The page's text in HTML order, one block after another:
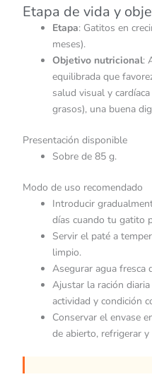
Etapa de vida y
Etapa: Gatitos en
meses).
Objetivo nutricional:
equilibrada que
salud visual y
grasos), una buena
Presentación disponible
Sobre de 85 g.
Modo de uso recomendado
Introducir
días cuando tu gatito
Servir el paté a
limpio.
Asegurar agua fresca
Ajustar la ración
actividad y condición
Conservar el envase
de abierto, refrigerar